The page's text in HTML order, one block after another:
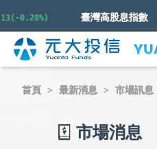
臺灣高股息指數
首頁 最新消息 市場訊息
市場消息